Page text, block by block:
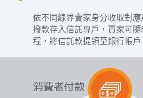
依不同綠界賣家身分收取對
撥款存入信託專戶 ，賣家可
程，將信託款提領至銀行帳戶